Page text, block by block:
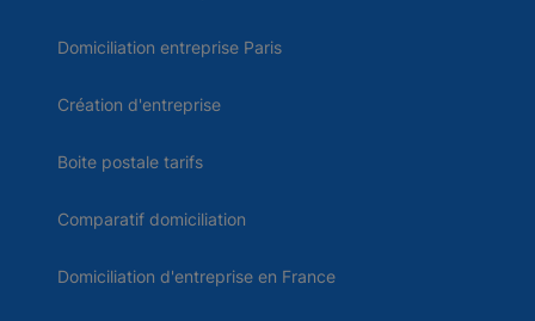
Domiciliation entreprise Paris
Création d'entreprise
Boite postale tarifs
Comparatif domiciliation
Domiciliation d'entreprise en France